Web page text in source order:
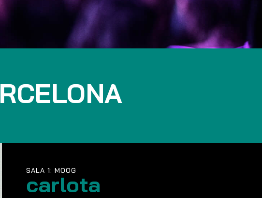
SALA 1: MOOG
carlota